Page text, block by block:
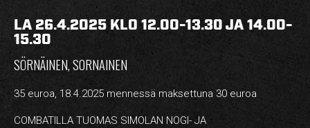
HARJOITUSAJAT
HARJOITUSMAKSUT
YRITYSKURSSIT – YKSITYISTUNNIT
VERKKOKAUPPA
LA 26.4.2025 KLO 12.00-13.30 JA 14.00-
15.30
SÖRNÄINEN, SORNAINEN
35 euroa, 18.4.2025 mennessä maksettuna 30 euroa
COMBATILLA TUOMAS SIMOLAN NOGI- JA